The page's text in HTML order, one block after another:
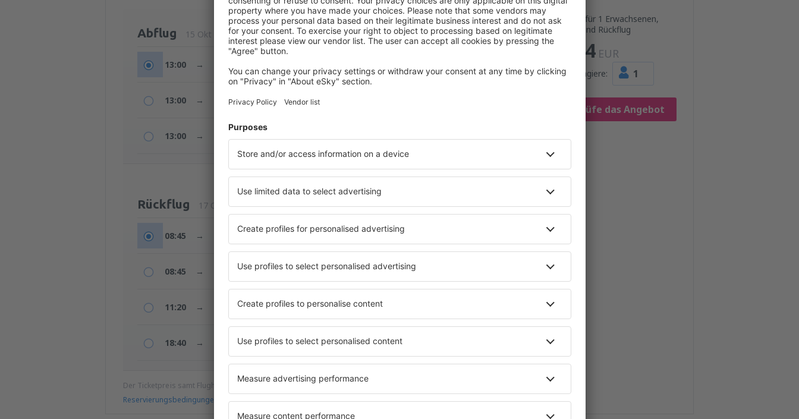
Preis für 1 Erwachsenen,
Hin- und Rückflug
544 EUR
Passagiere: 1
Prüfe das Angebot
Abflug 15 Okt (Do.) VIE
SHJ
HKT 1 Umstieg
13:00 →
13:00 → 17:40 +1t Reisedauer: 23h 40min
13:00 →
Rückflug 17 Okt (Sa.) HKT VIE 1 Umstieg
08:45 → Reisedauer: 32h 25min
08:45 → Reisedauer: 17h 45min
11:20 → +1t Reisedauer: 29h 50min
18:40 → +1t Reisedauer: 22h 30min
Der Ticketpreis samt Flughafengebühren (ohne Servicegebühr in Höhe von
Reservierungsbedingungen